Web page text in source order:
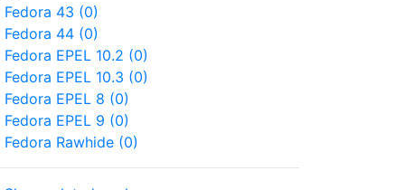
Fedora 43 (0)
Fedora 44 (0)
Fedora EPEL 10.2 (0)
Fedora EPEL 10.3 (0)
Fedora EPEL 8 (0)
Fedora EPEL 9 (0)
Fedora Rawhide (0)